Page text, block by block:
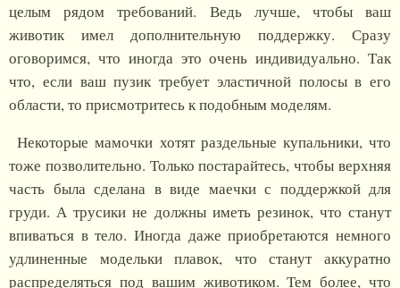
целым рядом требований. Ведь лучше, чтобы ваш
животик имел дополнительную поддержку. Сразу
оговоримся, что иногда это очень индивидуально. Так
что, если ваш пузик требует эластичной полосы в его
области, то присмотритесь к подобным моделям.
Некоторые мамочки хотят раздельные купальники, что
тоже позволительно. Только постарайтесь, чтобы верхняя
часть была сделана в виде маечки с поддержкой для
груди. А трусики не должны иметь резинок, что станут
впиваться в тело. Иногда даже приобретаются немного
удлиненные модельки плавок, что станут аккуратно
распределяться под вашим животиком. Тем более, что